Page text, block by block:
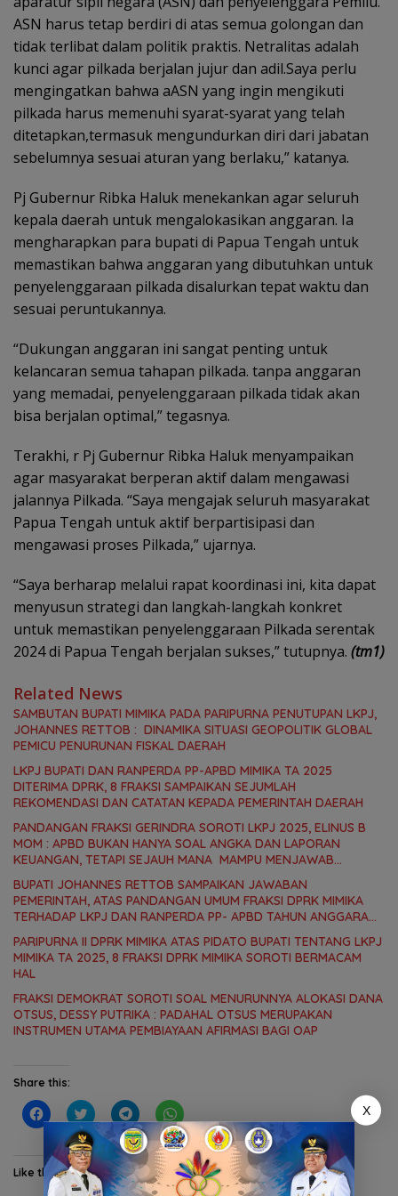
ASN harus tetap berdiri di atas semua golongan dan
tidak terlibat dalam politik praktis. Netralitas adalah
kunci agar pilkada berjalan jujur dan adil.Saya perlu
mengingatkan bahwa aASN yang ingin mengikuti
pilkada harus memenuhi syarat-syarat yang telah
ditetapkan,termasuk mengundurkan diri dari jabatan
sebelumnya sesuai aturan yang berlaku,” katanya.
Pj Gubernur Ribka Haluk menekankan agar seluruh
kepala daerah untuk mengalokasikan anggaran. Ia
mengharapkan para bupati di Papua Tengah untuk
memastikan bahwa anggaran yang dibutuhkan untuk
penyelenggaraan pilkada disalurkan tepat waktu dan
sesuai peruntukannya.
“Dukungan anggaran ini sangat penting untuk
kelancaran semua tahapan pilkada. tanpa anggaran
yang memadai, penyelenggaraan pilkada tidak akan
bisa berjalan optimal,” tegasnya.
Terakhi, r Pj Gubernur Ribka Haluk menyampaikan
agar masyarakat berperan aktif dalam mengawasi
jalannya Pilkada. “Saya mengajak seluruh masyarakat
Papua Tengah untuk aktif berpartisipasi dan
mengawasi proses Pilkada,” ujarnya.
“Saya berharap melalui rapat koordinasi ini, kita dapat
menyusun strategi dan langkah-langkah konkret
untuk memastikan penyelenggaraan Pilkada serentak
2024 di Papua Tengah berjalan sukses,” tutupnya. (tm1)
Related News
SAMBUTAN BUPATI MIMIKA PADA PARIPURNA PENUTUPAN LKPJ,
JOHANNES RETTOB : DINAMIKA SITUASI GEOPOLITIK GLOBAL
PEMICU PENURUNAN FISKAL DAERAH
LKPJ BUPATI DAN RANPERDA PP-APBD MIMIKA TA 2025
DITERIMA DPRK, 8 FRAKSI SAMPAIKAN SEJUMLAH
REKOMENDASI DAN CATATAN KEPADA PEMERINTAH DAERAH
PANDANGAN FRAKSI GERINDRA SOROTI LKPJ 2025, ELINUS B
MOM : APBD BUKAN HANYA SOAL ANGKA DAN LAPORAN
KEUANGAN, TETAPI SEJAUH MANA MAMPU MENJAWAB
BUPATI JOHANNES RETTOB SAMPAIKAN JAWABAN
PEMERINTAH, ATAS PANDANGAN UMUM FRAKSI DPRK MIMIKA
TERHADAP LKPJ DAN RANPERDA PP- APBD TAHUN ANGGARAN
PARIPURNA II DPRK MIMIKA ATAS PIDATO BUPATI TENTANG LKPJ
MIMIKA TA 2025, 8 FRAKSI DPRK MIMIKA SOROTI BERMACAM
HAL
FRAKSI DEMOKRAT SOROTI SOAL MENURUNNYA ALOKASI DANA
OTSUS, DESSY PUTRIKA : PADAHAL OTSUS MERUPAKAN
INSTRUMEN UTAMA PEMBIAYAAN AFIRMASI BAGI OAP
Share this:
C
l
k
t
o
s
C
l
i
c
k
t
o
s
C
l
i
c
k
t
o
s
C
l
i
c
t
o
s
Like this:
X